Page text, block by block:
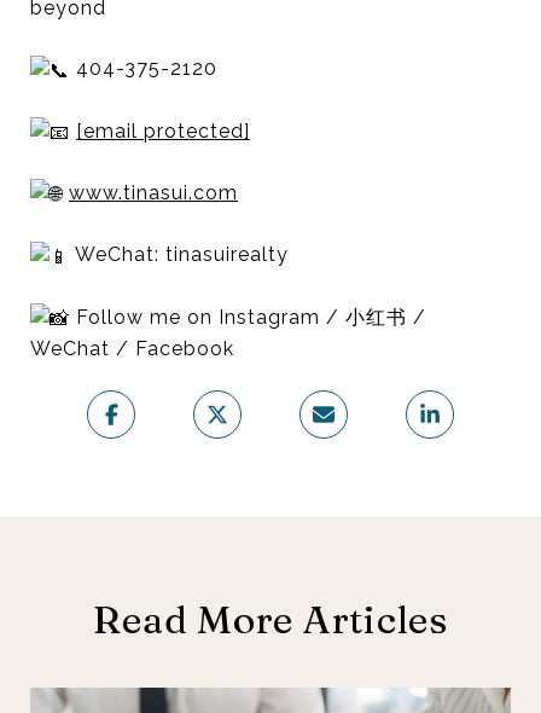
beyond
404-375-2120
[email protected]
www.tinasui.com
WeChat: tinasuirealty
Follow me on Instagram / 小红书 /
WeChat / Facebook
Read More Articles